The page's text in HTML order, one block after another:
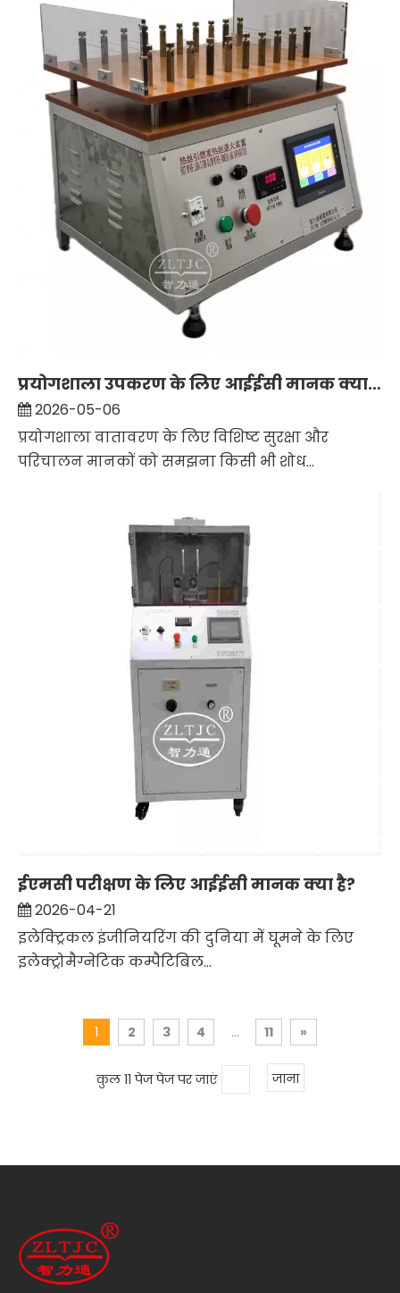
प्रयोगशाला उपकरण के लिए आईईसी मानक क्या है?
2026-05-06
प्रयोगशाला वातावरण के लिए विशिष्ट सुरक्षा और
परिचालन मानकों को समझना किसी भी शोध...
ईएमसी परीक्षण के लिए आईईसी मानक क्या है?
2026-04-21
इलेक्ट्रिकल इंजीनियरिंग की दुनिया में घूमने के लिए
इलेक्ट्रोमैग्नेटिक कम्पैटिबिल...
1 2 3 4 ... 11 »
कुल 11 पेज पेज पर जाएं जाना